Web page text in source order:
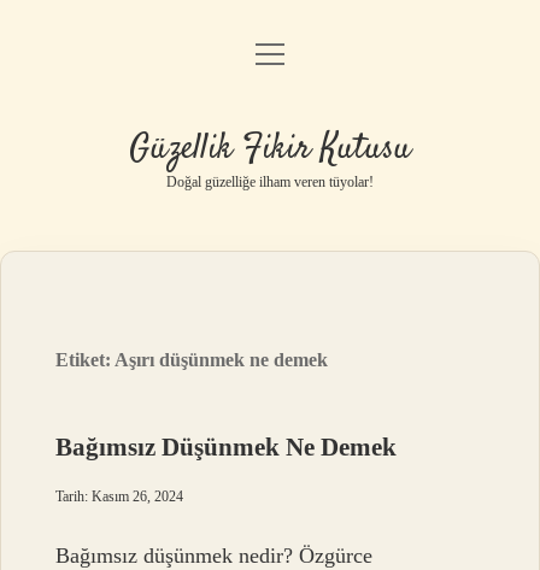
Anasayfa
Yasal Uyarı
menüyü
Güzellik Fikir Kutusu
Doğal güzelliğe ilham veren tüyolar!
Etiket: Aşırı düşünmek ne demek
Bağımsız Düşünmek Ne Demek
Tarih: Kasım 26, 2024
Bağımsız düşünmek nedir? Özgürce